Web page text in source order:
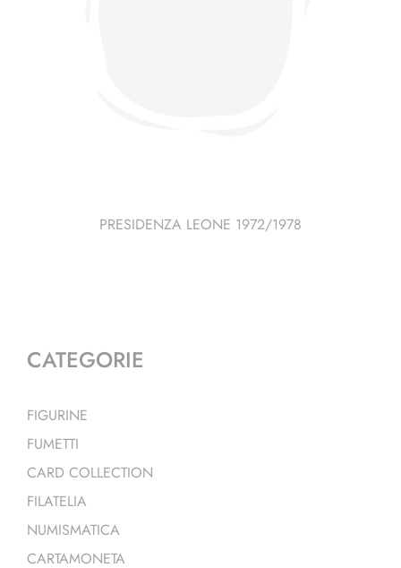
PRESIDENZA LEONE 1972/1978
CATEGORIE
FIGURINE
FUMETTI
CARD COLLECTION
FILATELIA
NUMISMATICA
CARTAMONETA